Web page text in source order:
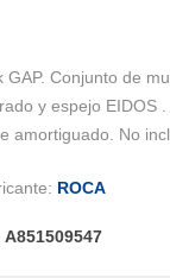
GAP. Conjunto de
y espejo EIDOS
amortiguado. No
ROCA
A851509547